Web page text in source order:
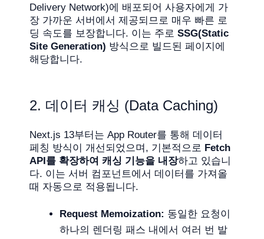
Delivery Network)에 배포되어 사용자에게 가
장 가까운 서버에서 제공되므로 매우 빠른 로
딩 속도를 보장합니다. 이는 주로 SSG(Static
Site Generation) 방식으로 빌드된 페이지에
해당합니다.
2. 데이터 캐싱 (Data Caching)
Next.js 13부터는 App Router를 통해 데이터
페칭 방식이 개선되었으며, 기본적으로 Fetch
API를 확장하여 캐싱 기능을 내장하고 있습니
다. 이는 서버 컴포넌트에서 데이터를 가져올
때 자동으로 적용됩니다.
Request Memoization: 동일한 요청이
하나의 렌더링 패스 내에서 여러 번 발